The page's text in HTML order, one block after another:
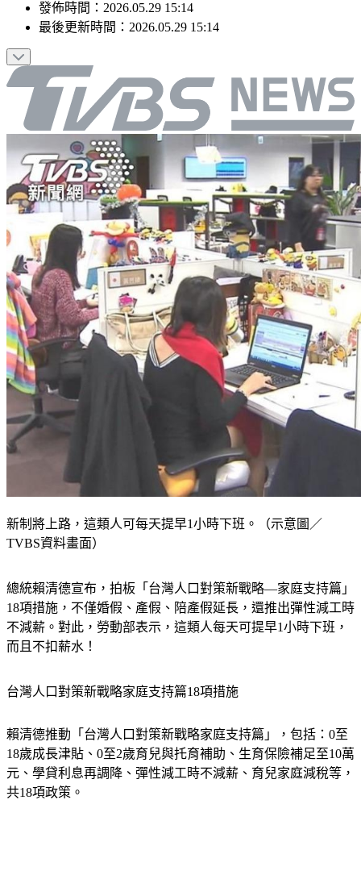
發佈時間： 2026.05.29 15:14
最後更新時間： 2026.05.29 15:14
新制將上路，這類人可每天提早1小時下班。（示意圖／
TVBS資料畫面）
總統賴清德宣布，拍板「台灣人口對策新戰略—家庭支持篇」
18項措施，不僅婚假、產假、陪產假延長，還推出彈性減工時
不減薪。對此，勞動部表示，這類人每天可提早1小時下班，
而且不扣薪水！
台灣人口對策新戰略家庭支持篇18項措施
賴清德推動「台灣人口對策新戰略家庭支持篇」，包括：0至
18歲成長津貼、0至2歲育兒與托育補助、生育保險補足至10萬
元、學貸利息再調降、彈性減工時不減薪、育兒家庭減稅等，
共18項政策。